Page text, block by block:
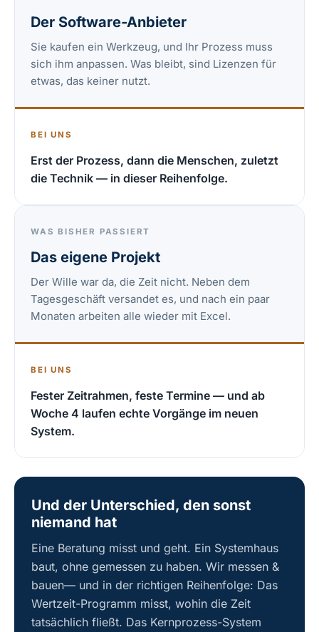
Der Software-Anbieter
Sie kaufen ein Werkzeug, und Ihr Prozess muss
sich ihm anpassen. Was bleibt, sind Lizenzen für
etwas, das keiner nutzt.
BEI UNS
Erst der Prozess, dann die Menschen, zuletzt
die Technik — in dieser Reihenfolge.
WAS BISHER PASSIERT
Das eigene Projekt
Der Wille war da, die Zeit nicht. Neben dem
Tagesgeschäft versandet es, und nach ein paar
Monaten arbeiten alle wieder mit Excel.
BEI UNS
Fester Zeitrahmen, feste Termine — und ab
Woche 4 laufen echte Vorgänge im neuen
System.
Und der Unterschied, den sonst
niemand hat
Eine Beratung misst und geht. Ein Systemhaus
baut, ohne gemessen zu haben. Wir messen &
bauen— und in der richtigen Reihenfolge: Das
Wertzeit-Programm misst, wohin die Zeit
tatsächlich fließt. Das Kernprozess-System